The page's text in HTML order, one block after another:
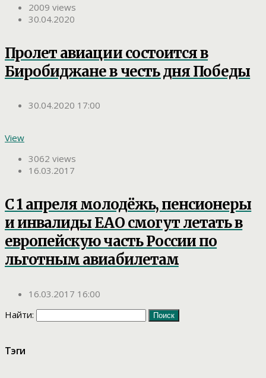
2009 views
30.04.2020
Пролет авиации состоится в
Биробиджане в честь дня Победы
30.04.2020 17:00
View
3062 views
16.03.2017
С 1 апреля молодёжь, пенсионеры
и инвалиды ЕАО смогут летать в
европейскую часть России по
льготным авиабилетам
16.03.2017 16:00
Найти:
Тэги